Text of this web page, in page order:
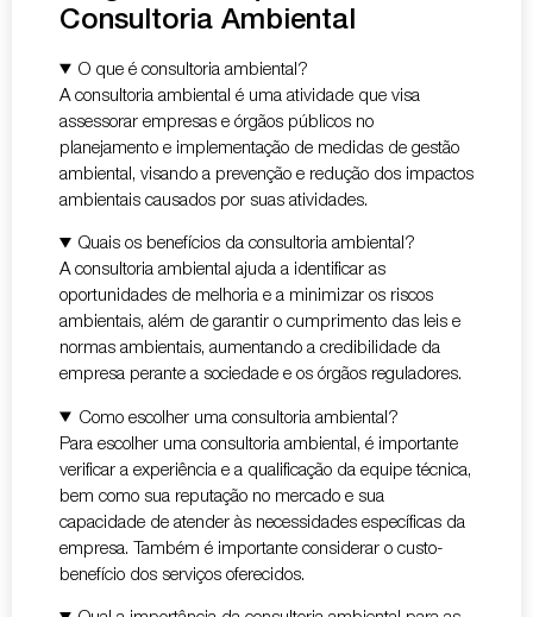
Consultoria Ambiental
O que é consultoria ambiental?
A consultoria ambiental é uma atividade que visa
assessorar empresas e órgãos públicos no
planejamento e implementação de medidas de gestão
ambiental, visando a prevenção e redução dos impactos
ambientais causados por suas atividades.
Quais os benefícios da consultoria ambiental?
A consultoria ambiental ajuda a identificar as
oportunidades de melhoria e a minimizar os riscos
ambientais, além de garantir o cumprimento das leis e
normas ambientais, aumentando a credibilidade da
empresa perante a sociedade e os órgãos reguladores.
Como escolher uma consultoria ambiental?
Para escolher uma consultoria ambiental, é importante
verificar a experiência e a qualificação da equipe técnica,
bem como sua reputação no mercado e sua
capacidade de atender às necessidades específicas da
empresa. Também é importante considerar o custo-
benefício dos serviços oferecidos.